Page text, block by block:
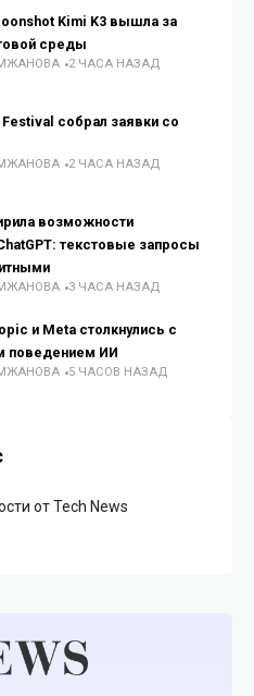
Kimi K3 вышла за
среды
2 ЧАСА НАЗАД
собрал заявки со
2 ЧАСА НАЗАД
возможности
текстовые запросы
3 ЧАСА НАЗАД
и Meta столкнулись с
поведением ИИ
5 ЧАСОВ НАЗАД
от Tech News